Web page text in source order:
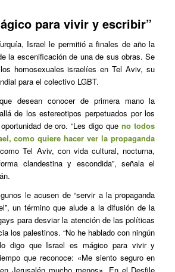
para vivir y escribir”
Israel le permitió a finales de año la
la escenificación de una de sus obras. Se
homosexuales israelíes en Tel Aviv, su
para el colectivo LGBT.
desean conocer de primera mano la
de los estereotipos perpetuados por los
de oro. “Les digo queno todos
como quiere hacer ver la propaganda
Tel Aviv, con vida cultural, nocturna,
clandestina y escondida”, señala el
le acusen de “servir a la propaganda
un término que alude a la difusión de la
para desviar la atención de las políticas
los palestinos. “No he hablado con ningún
digo que Israel es mágico para vivir y
que reconoce: «Me siento seguro en
Jerusalén mucho menos». En el Desfile